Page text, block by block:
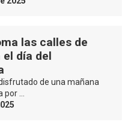
las calles de
día del
de una mañana
…